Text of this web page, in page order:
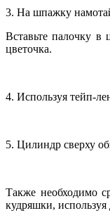
3. На шпажку
Вставьте палочку в
цветочка.
4. Используя тейп-
5. Цилиндр сверху
Также необходимо
кудряшки,